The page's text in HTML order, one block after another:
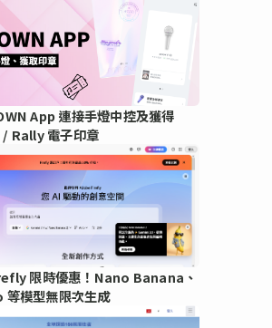
App 連接手燈中控及獲得
Rally 電子印章
限時優惠！Nano Banana、
模型無限次生成